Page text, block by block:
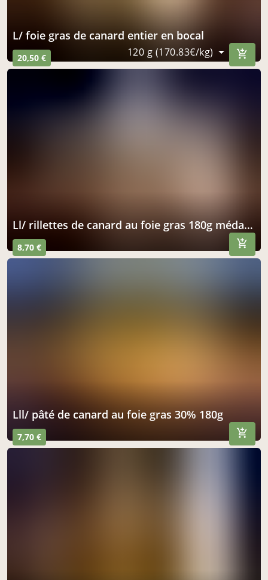
l/ foie gras de canard entier en bocal
20,50 € 120 g (170.83€/kg)
ll/ rillettes de canard au foie gras 180g médaille d'argent
8,70 €
lll/ pâté de canard au foie gras 30% 180g
7,70 €